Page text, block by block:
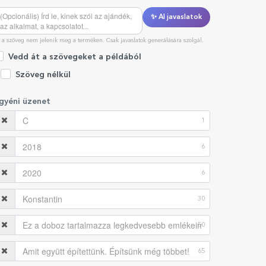
✨ AI javaslatok
a szöveg nem jelenik meg a terméken. Csak javaslatok generálására szolgál.
Vedd át a szövegeket a példából
Szöveg nélkül
üzenet
1
6
6
30
50
65